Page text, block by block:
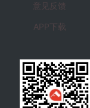
意见反馈
APP下载